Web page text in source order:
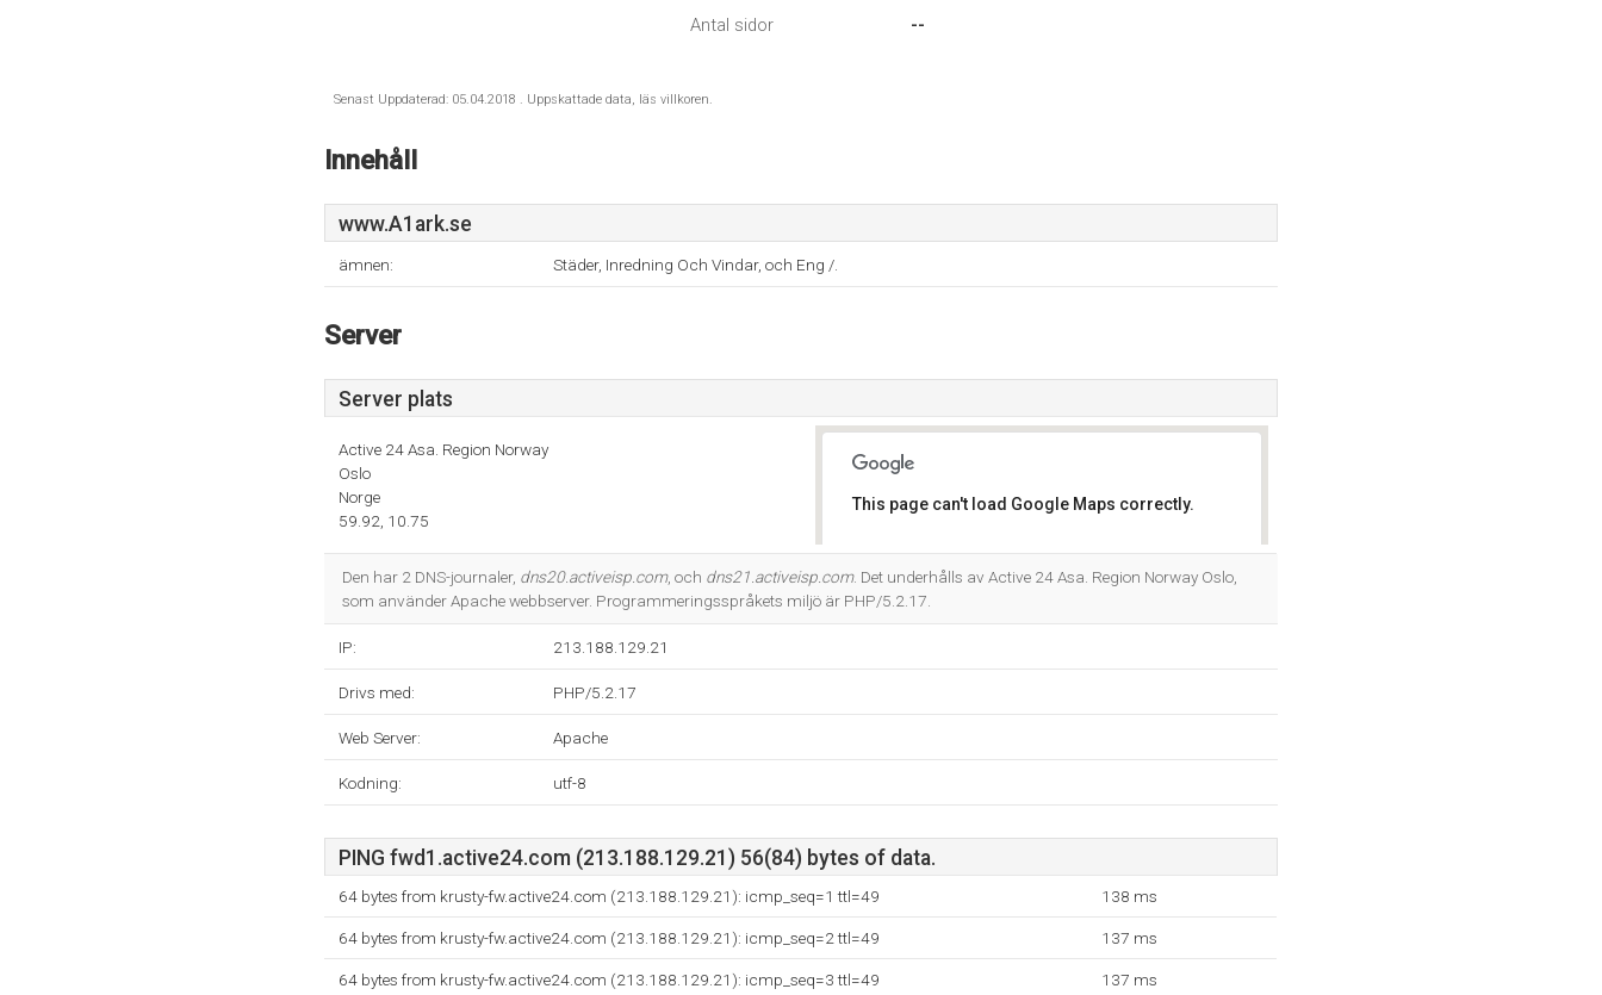
Antal sidor --
Senast Uppdaterad: 05.04.2018 . Uppskattade data, läs villkoren.
Innehåll
www.A1ark.se
ämnen: Städer, Inredning Och Vindar, och Eng /.
Server
Server plats
Active 24 Asa. Region Norway
Oslo
Norge
59.92, 10.75
This page can't load Google Maps correctly.
Do you own this website?
Den har 2 DNS-journaler, dns20.activeisp.com, och dns21.activeisp.com. Det underhålls av Active 24 Asa. Region Norway Oslo,
som använder Apache webbserver. Programmeringsspråkets miljö är PHP/5.2.17.
IP: 213.188.129.21
Drivs med: PHP/5.2.17
Web Server: Apache
Kodning: utf-8
PING fwd1.active24.com (213.188.129.21) 56(84) bytes of data.
64 bytes from krusty-fw.active24.com (213.188.129.21): icmp_seq=1 ttl=49 138 ms
64 bytes from krusty-fw.active24.com (213.188.129.21): icmp_seq=2 ttl=49 137 ms
64 bytes from krusty-fw.active24.com (213.188.129.21): icmp_seq=3 ttl=49 137 ms